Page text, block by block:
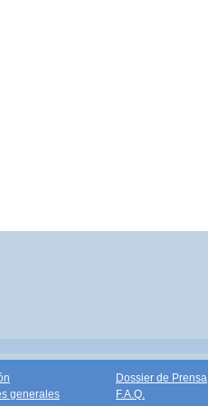
generales
Dossier de Prensa
F.A.Q.